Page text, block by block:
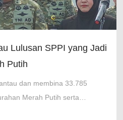
Lulusan SPPI yang Jadi
Putih
dan membina 33.785
Merah Putih serta
lulusan SPPI di Indonesia.